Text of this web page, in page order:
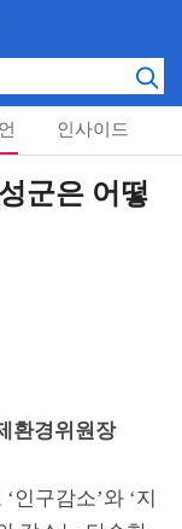
인사이드
군은 어떻
환경위원장
‘ 인구감소’와 ‘지